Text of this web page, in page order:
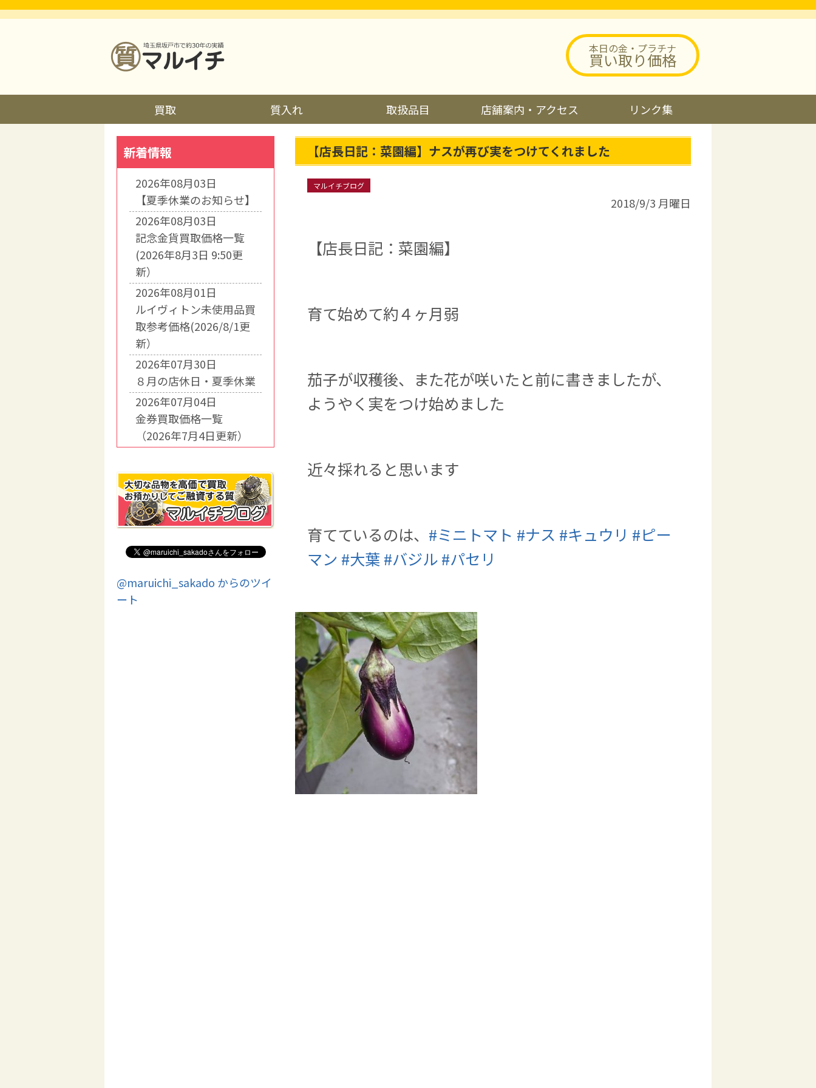
本日の金・プラチナ
買い取り価格
買取 質入れ 取扱品目 店舗案内・アクセス リンク集
【店長日記：菜園編】ナスが再び実をつけてくれました
マルイチブログ
2018/9/3 月曜日
【店長日記：菜園編】
育て始めて約４ヶ月弱
茄子が収穫後、また花が咲いたと前に書きましたが、
ようやく実をつけ始めました
近々採れると思います
育てているのは、 #ミニトマト #ナス #キュウリ #ピー
マン #大葉 #バジル #パセリ
新着情報
2026年08月03日
【夏季休業のお知らせ】
2026年08月03日
記念金貨買取価格一覧
(2026年8月3日 9:50更
新）
2026年08月01日
ルイヴィトン未使用品買
取参考価格(2026/8/1更
新）
2026年07月30日
８月の店休日・夏季休業
2026年07月04日
金券買取価格一覧
（2026年7月4日更新）
@maruichi_sakado からのツイ
ート